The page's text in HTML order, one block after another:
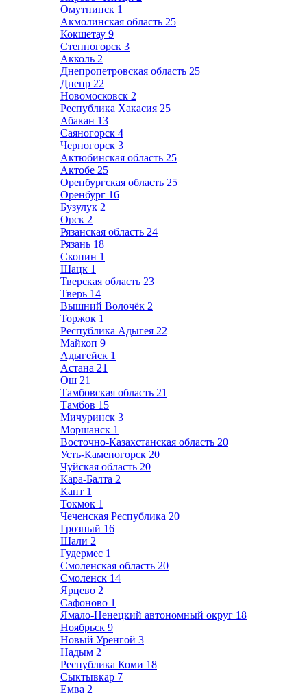
Омутнинск 1
Акмолинская область 25
Кокшетау 9
Степногорск 3
Акколь 2
Днепропетровская область 25
Днепр 22
Новомосковск 2
Республика Хакасия 25
Абакан 13
Саяногорск 4
Черногорск 3
Актюбинская область 25
Актобе 25
Оренбургская область 25
Оренбург 16
Бузулук 2
Орск 2
Рязанская область 24
Рязань 18
Скопин 1
Шацк 1
Тверская область 23
Тверь 14
Вышний Волочёк 2
Торжок 1
Республика Адыгея 22
Майкоп 9
Адыгейск 1
Астана 21
Ош 21
Тамбовская область 21
Тамбов 15
Мичуринск 3
Моршанск 1
Восточно-Казахстанская область 20
Усть-Каменогорск 20
Чуйская область 20
Кара-Балта 2
Кант 1
Токмок 1
Чеченская Республика 20
Грозный 16
Шали 2
Гудермес 1
Смоленская область 20
Смоленск 14
Ярцево 2
Сафоново 1
Ямало-Ненецкий автономный округ 18
Ноябрьск 9
Новый Уренгой 3
Надым 2
Республика Коми 18
Сыктывкар 7
Емва 2